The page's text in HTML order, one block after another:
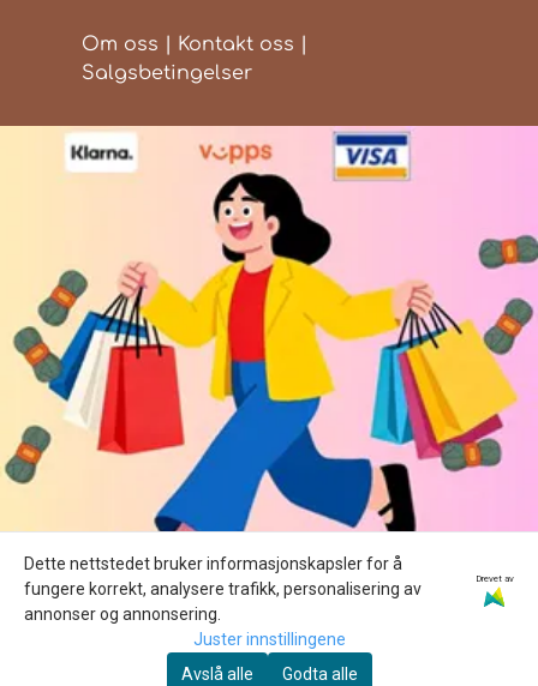
Om oss Kontakt oss
Salgsbetingelser
Dette nettstedet bruker informasjonskapsler for å
fungere korrekt, analysere trafikk, personalisering av
annonser og annonsering.
Drevet av
Juster innstillingene
Avslå alle
Godta alle